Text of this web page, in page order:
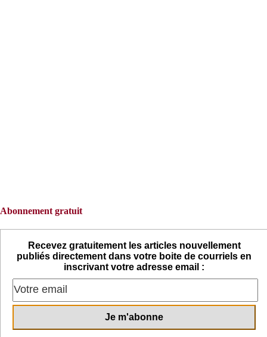
Abonnement gratuit
Recevez gratuitement les articles nouvellement
publiés directement dans votre boite de courriels en
inscrivant votre adresse email :